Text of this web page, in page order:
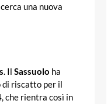
una nuova
. Il Sassuolo ha
riscatto per il
che rientra così in